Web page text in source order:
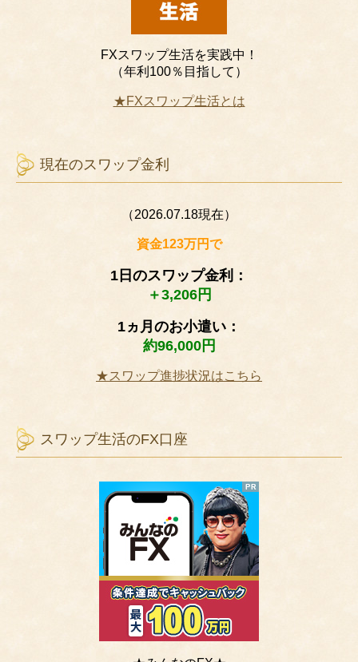
FXスワップ生活を実践中！
（年利100％目指して）
★FXスワップ生活とは
現在のスワップ金利
（2026.07.18現在）
資金123万円で
1日のスワップ金利：
＋3,206円
1ヵ月のお小遣い：
約96,000円
★スワップ進捗状況はこちら
スワップ生活のFX口座